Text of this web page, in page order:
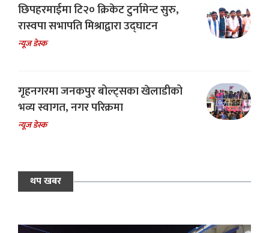
छिपहरमाईमा टि२० क्रिकेट टुर्नामेन्ट सुरु,
रास्वपा सभापति मिश्राद्वारा उद्घाटन
न्यूज डेस्क
गृहनगरमा जनकपुर बोल्ट्सका खेलाडीको
भव्य स्वागत, नगर परिक्रमा
न्यूज डेस्क
थप खबर